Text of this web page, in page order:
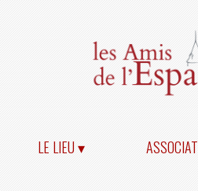
LE LIEU ▾